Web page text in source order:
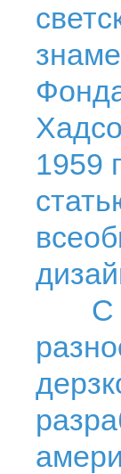
1959
С